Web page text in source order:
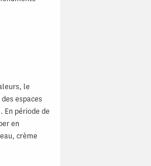
le
espaces
En période de
en
crème